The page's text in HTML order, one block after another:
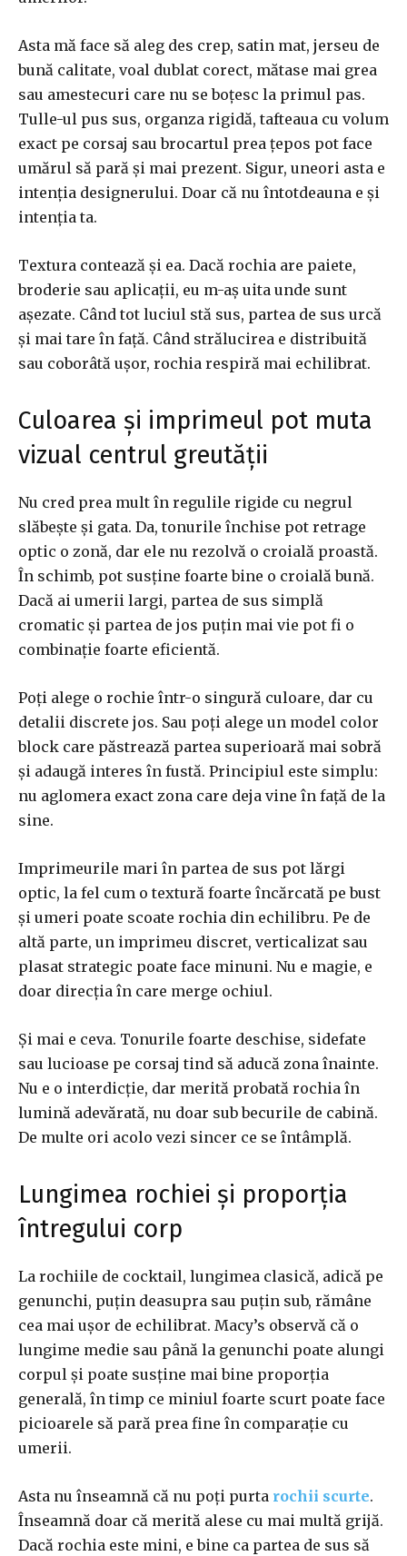
Asta mă face să aleg des crep, satin mat, jerseu de
bună calitate, voal dublat corect, mătase mai grea
sau amestecuri care nu se boțesc la primul pas.
Tulle-ul pus sus, organza rigidă, tafteaua cu volum
exact pe corsaj sau brocartul prea țepos pot face
umărul să pară și mai prezent. Sigur, uneori asta e
intenția designerului. Doar că nu întotdeauna e și
intenția ta.
Textura contează și ea. Dacă rochia are paiete,
broderie sau aplicații, eu m-aș uita unde sunt
așezate. Când tot luciul stă sus, partea de sus urcă
și mai tare în față. Când strălucirea e distribuită
sau coborâtă ușor, rochia respiră mai echilibrat.
Culoarea și imprimeul pot muta
vizual centrul greutății
Nu cred prea mult în regulile rigide cu negrul
slăbește și gata. Da, tonurile închise pot retrage
optic o zonă, dar ele nu rezolvă o croială proastă.
În schimb, pot susține foarte bine o croială bună.
Dacă ai umerii largi, partea de sus simplă
cromatic și partea de jos puțin mai vie pot fi o
combinație foarte eficientă.
Poți alege o rochie într-o singură culoare, dar cu
detalii discrete jos. Sau poți alege un model color
block care păstrează partea superioară mai sobră
și adaugă interes în fustă. Principiul este simplu:
nu aglomera exact zona care deja vine în față de la
sine.
Imprimeurile mari în partea de sus pot lărgi
optic, la fel cum o textură foarte încărcată pe bust
și umeri poate scoate rochia din echilibru. Pe de
altă parte, un imprimeu discret, verticalizat sau
plasat strategic poate face minuni. Nu e magie, e
doar direcția în care merge ochiul.
Și mai e ceva. Tonurile foarte deschise, sidefate
sau lucioase pe corsaj tind să aducă zona înainte.
Nu e o interdicție, dar merită probată rochia în
lumină adevărată, nu doar sub becurile de cabină.
De multe ori acolo vezi sincer ce se întâmplă.
Lungimea rochiei și proporția
întregului corp
La rochiile de cocktail, lungimea clasică, adică pe
genunchi, puțin deasupra sau puțin sub, rămâne
cea mai ușor de echilibrat. Macy’s observă că o
lungime medie sau până la genunchi poate alungi
corpul și poate susține mai bine proporția
generală, în timp ce miniul foarte scurt poate face
picioarele să pară prea fine în comparație cu
umerii.
Asta nu înseamnă că nu poți purta rochii scurte.
Înseamnă doar că merită alese cu mai multă grijă.
Dacă rochia este mini, e bine ca partea de sus să